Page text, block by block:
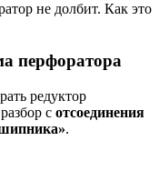
не долбит. Как это
перфоратора
редуктор
с отсоединения
.